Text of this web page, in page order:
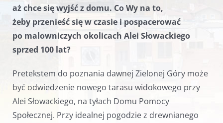
aż chce się wyjść z domu. Co Wy na to,
żeby przenieść się w czasie i pospacerować
po malowniczych okolicach Alei Słowackiego
sprzed 100 lat?
Pretekstem do poznania dawnej Zielonej Góry może
być odwiedzenie nowego tarasu widokowego przy
Alei Słowackiego, na tyłach Domu Pomocy
Społecznej. Przy idealnej pogodzie z drewnianego